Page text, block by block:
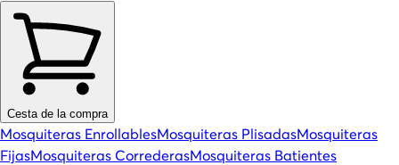
Cesta de la compra
Mosquiteras EnrollablesMosquiteras PlisadasMosquiteras
FijasMosquiteras CorrederasMosquiteras Batientes